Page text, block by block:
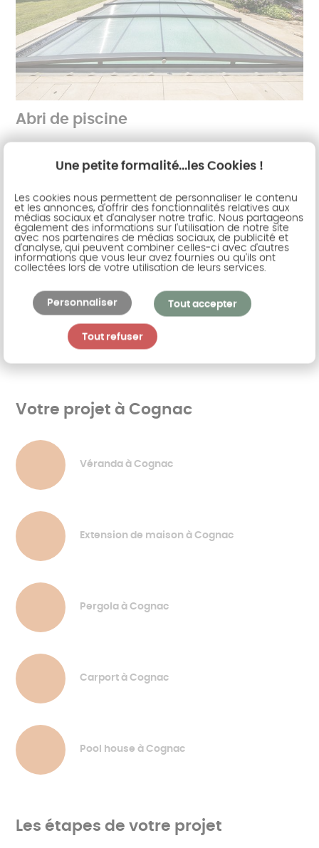
Abri de piscine
piscine. Abris de piscine télescopique haut, mi-
piscine saura répondre à vos souhaits de
protection et de sécurité. AKENA c'est aussi
l'expertise d'un produit haut de gamme, la
véranda piscine, véritable extension 4 saisons
vous offrant le plaisir de la baignade en été
Découvrir les catalogues
Votre projet à Cognac
Véranda à Cognac
Extension de maison à Cognac
Pergola à Cognac
Carport à Cognac
Pool house à Cognac
Les étapes de votre projet
Une petite formalité...les Cookies !
Les cookies nous permettent de personnaliser le contenu
et les annonces, d'offrir des fonctionnalités relatives aux
médias sociaux et d'analyser notre trafic. Nous partageons
également des informations sur l'utilisation de notre site
avec nos partenaires de médias sociaux, de publicité et
d'analyse, qui peuvent combiner celles-ci avec d'autres
informations que vous leur avez fournies ou qu'ils ont
collectées lors de votre utilisation de leurs services.
Tout accepter
Tout refuser
Personnaliser